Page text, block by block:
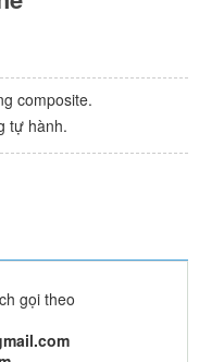
composite.
tự hành.
gọi theo